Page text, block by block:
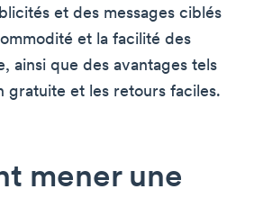
et des messages ciblés
et la facilité des
ainsi que des avantages tels
gratuite et les retours faciles.
mener une